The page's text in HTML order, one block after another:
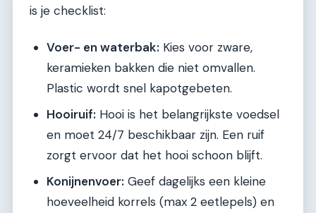
is je checklist:
Voer- en waterbak: Kies voor zware,
keramieken bakken die niet omvallen.
Plastic wordt snel kapotgebeten.
Hooiruif: Hooi is het belangrijkste voedsel
en moet 24/7 beschikbaar zijn. Een ruif
zorgt ervoor dat het hooi schoon blijft.
Konijnenvoer: Geef dagelijks een kleine
hoeveelheid korrels (max 2 eetlepels) en